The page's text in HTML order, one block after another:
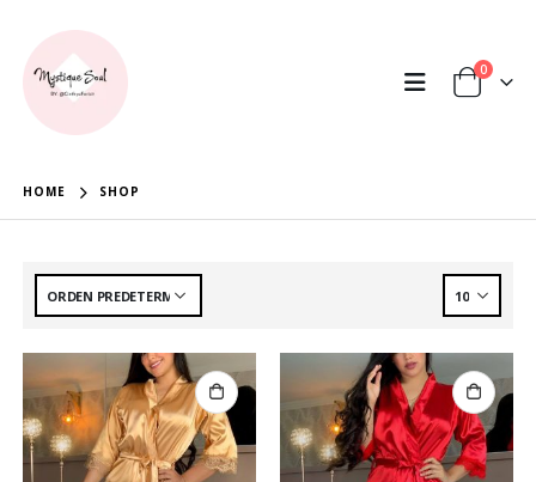
0
HOME SHOP